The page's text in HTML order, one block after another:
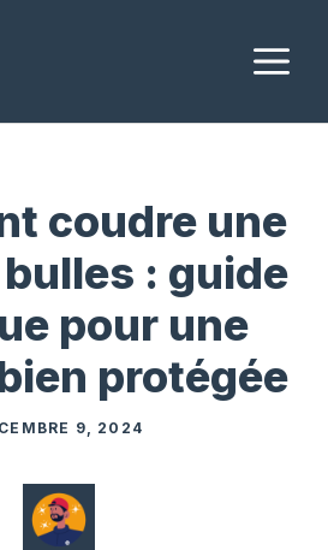
coudre une
: guide
pour une
protégée
9, 2024